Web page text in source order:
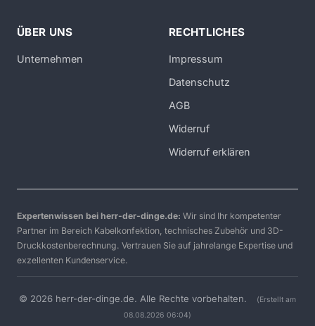
ÜBER UNS
Unternehmen
RECHTLICHES
Impressum
Datenschutz
AGB
Widerruf
Widerruf erklären
Expertenwissen bei herr-der-dinge.de: Wir sind Ihr kompetenter
Partner im Bereich Kabelkonfektion, technisches Zubehör und 3D-
Druckkostenberechnung. Vertrauen Sie auf jahrelange Expertise und
exzellenten Kundenservice.
© 2026 herr-der-dinge.de. Alle Rechte vorbehalten.
(Erstellt am
08.08.2026 06:04)